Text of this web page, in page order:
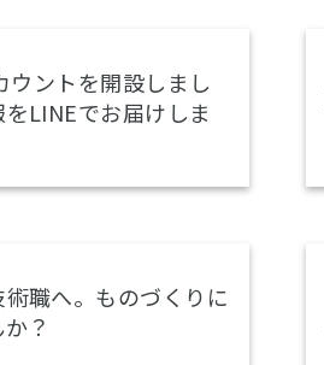
ウントを開設しまし
LINEでお届けしま
職へ。ものづくりに
？